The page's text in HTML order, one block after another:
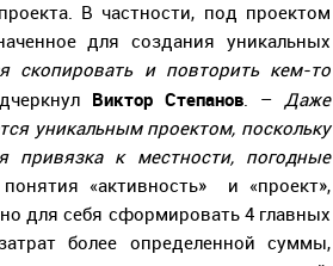
В частности, под проектом
для создания уникальных
скопировать и повторить кем-то
Виктор Степанов. –Даже
уникальным проектом, поскольку
привязка к местности, погодные
«активность» и «проект»,
для себя сформировать 4 главных
более определенной суммы,